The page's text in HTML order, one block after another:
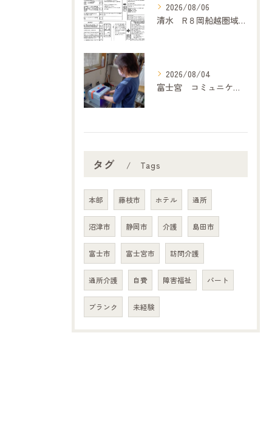
2026/08/06
清水 R８岡船越圏域主任介護支援専門委員連絡会（7月２１日）に参加して
2026/08/04
富士宮 コミュニケーション
タグ Tags
本部 藤枝市 ホテル 通所
沼津市 静岡市 介護 島田市
富士市 富士宮市 訪問介護
通所介護 自費 障害福祉 パート
ブランク 未経験